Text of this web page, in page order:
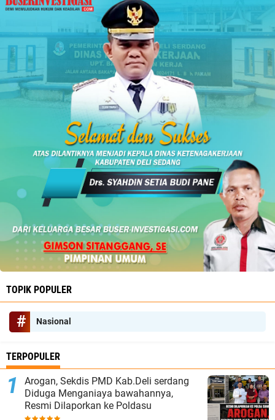
TOPIK POPULER
Nasional
TERPOPULER
‎Arogan, Sekdis PMD Kab.Deli serdang
Diduga Menganiaya bawahannya,
Resmi Dilaporkan ke Poldasu